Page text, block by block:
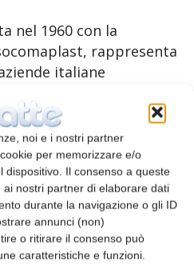
noi e i nostri partner
per memorizzare e/o
dispositivo. Il consenso a queste
nostri partner di elaborare dati
durante la navigazione o gli ID
annunci (non)
o ritirare il consenso può
caratteristiche e funzioni.
nel 1960 con la
rappresenta
italiane